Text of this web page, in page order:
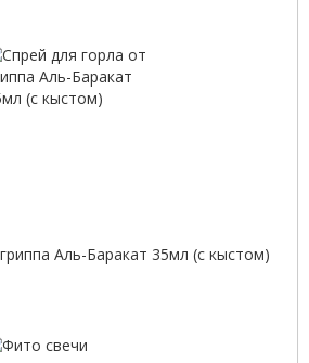
Аль-Баракат 35мл (с кыстом)